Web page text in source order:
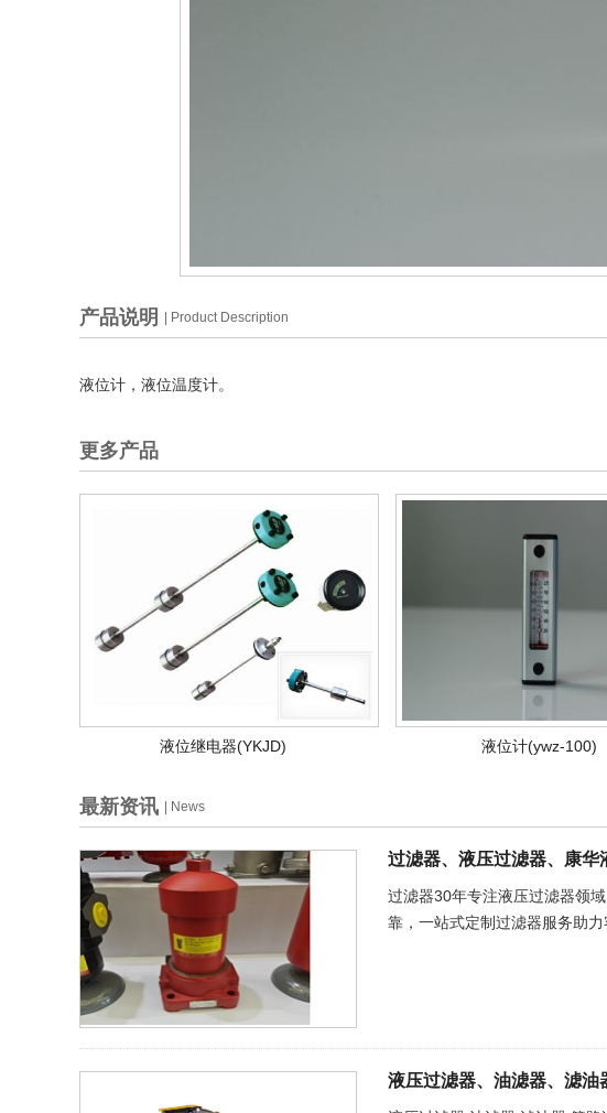
产品说明 | Product Description
液位计，液位温度计。
更多产品
液位继电器(YKJD) 液位计(ywz-100)
最新资讯 | News
过滤器、液压过滤器、康
过滤器30年专注液压过滤器领
靠，一站式定制过滤器服务助力
液压过滤器、油滤器、滤油